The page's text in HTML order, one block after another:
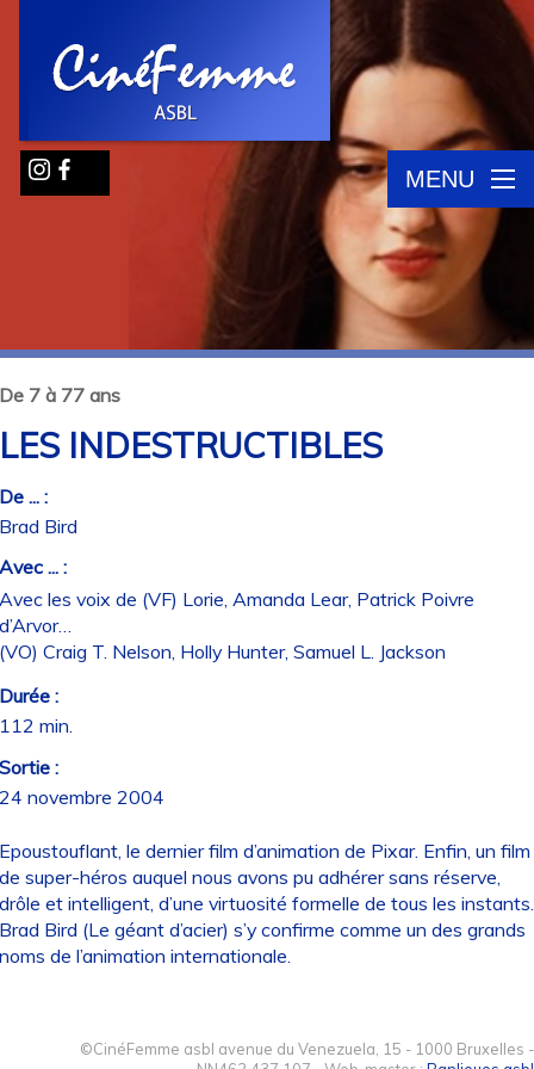
MENU
7 à 77 ans
INDESTRUCTIBLES
... :
Bird
... :
les voix de (VF) Lorie, Amanda Lear, Patrick Poivre
Craig T. Nelson, Holly Hunter, Samuel L. Jackson
:
min.
:
novembre 2004
le dernier film d’animation de Pixar. Enfin, un film
super-héros auquel nous avons pu adhérer sans réserve,
et intelligent, d’une virtuosité formelle de tous les instants.
Bird (Le géant d’acier) s’y confirme comme un des grands
de l’animation internationale.
©CinéFemme asbl avenue du Venezuela, 15 - 1000 Bruxelles -